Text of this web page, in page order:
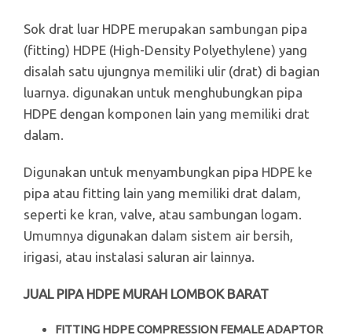
Sok drat luar HDPE merupakan sambungan pipa
(fitting) HDPE (High-Density Polyethylene) yang
disalah satu ujungnya memiliki ulir (drat) di bagian
luarnya. digunakan untuk menghubungkan pipa
HDPE dengan komponen lain yang memiliki drat
dalam.
Digunakan untuk menyambungkan pipa HDPE ke
pipa atau fitting lain yang memiliki drat dalam,
seperti ke kran, valve, atau sambungan logam.
Umumnya digunakan dalam sistem air bersih,
irigasi, atau instalasi saluran air lainnya.
JUAL PIPA HDPE MURAH LOMBOK BARAT
FITTING HDPE COMPRESSION FEMALE ADAPTOR